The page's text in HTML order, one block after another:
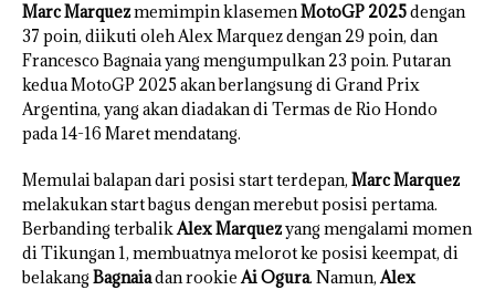
Marc Marquezmemimpin klasemenMotoGP 2025dengan
37 poin, diikuti oleh Alex Marquez dengan 29 poin, dan
Francesco Bagnaia yang mengumpulkan 23 poin. Putaran
kedua MotoGP 2025 akan berlangsung di Grand Prix
Argentina, yang akan diadakan di Termas de Rio Hondo
pada 14-16 Maret mendatang.
Memulai balapan dari posisi start terdepan, Marc Marquez
melakukan start bagus dengan merebut posisi pertama.
Berbanding terbalikAlex Marquezyang mengalami momen
di Tikungan 1, membuatnya melorot ke posisi keempat, di
belakangBagnaiadan rookieAi Ogura. Namun,Alex